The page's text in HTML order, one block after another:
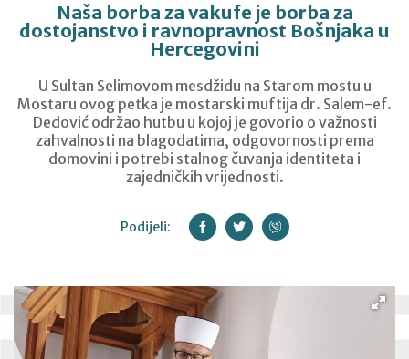
Naša borba za vakufe je borba za
dostojanstvo i ravnopravnost Bošnjaka u
Hercegovini
U Sultan Selimovom mesdžidu na Starom mostu u
Mostaru ovog petka je mostarski muftija dr. Salem-ef.
Dedović održao hutbu u kojoj je govorio o važnosti
zahvalnosti na blagodatima, odgovornosti prema
domovini i potrebi stalnog čuvanja identiteta i
zajedničkih vrijednosti.
Podijeli: